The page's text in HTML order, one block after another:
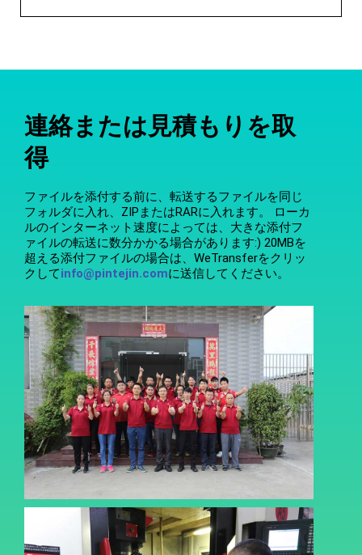
連絡または見積もりを取
得
ファイルを添付する前に、転送するファイルを同じ
フォルダに入れ、ZIPまたはRARに入れます。 ローカ
ルのインターネット速度によっては、大きな添付フ
ァイルの転送に数分かかる場合があります:) 20MBを
超える添付ファイルの場合は、WeTransferをクリッ
クしてinfo@pintejin.comに送信してください。